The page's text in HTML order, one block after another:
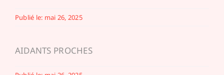
Publié le: mai 26, 2025
AIDANTS PROCHES